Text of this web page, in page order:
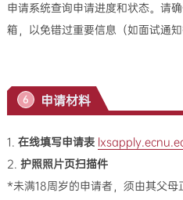
申请系统查询申请进度和状态。请
箱，以免错过重要信息（如面试通知
6 申请材料
1. 在线填写申请表
2. 护照照片页扫描件
*未满18周岁的申请者，须由其父母